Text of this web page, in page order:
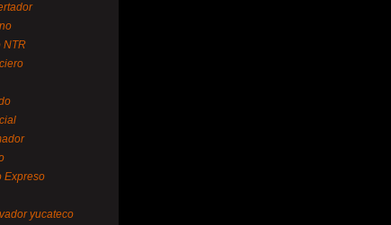
NTR
Expreso
yucateco